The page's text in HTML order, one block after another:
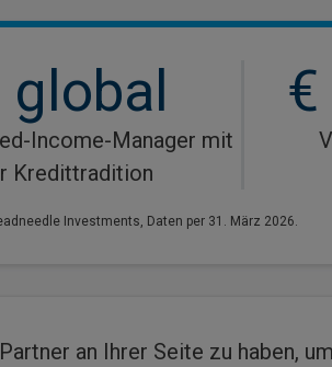
global
Income-Manager mit
Kredittradition
Investments, Daten per 31. März 2026.
an Ihrer Seite zu haben,